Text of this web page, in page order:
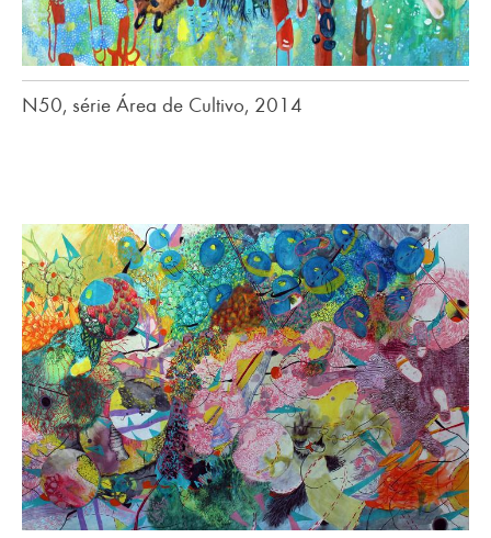
N50, série Área de Cultivo, 2014